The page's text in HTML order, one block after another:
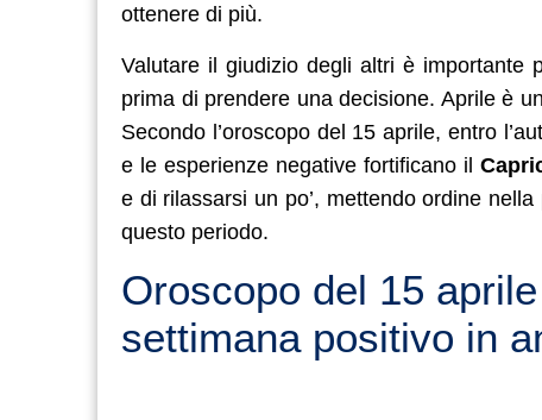
ottenere di più.
Valutare il giudizio degli altri è importante
prima di prendere una decisione. Aprile è
Secondo l’oroscopo del 15 aprile, entro
e le esperienze negative fortificano il
e di rilassarsi un po’, mettendo ordine nella
questo periodo.
Oroscopo del 15
settimana positivo in